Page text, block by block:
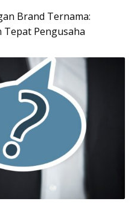
Brand Ternama:
Tepat Pengusaha